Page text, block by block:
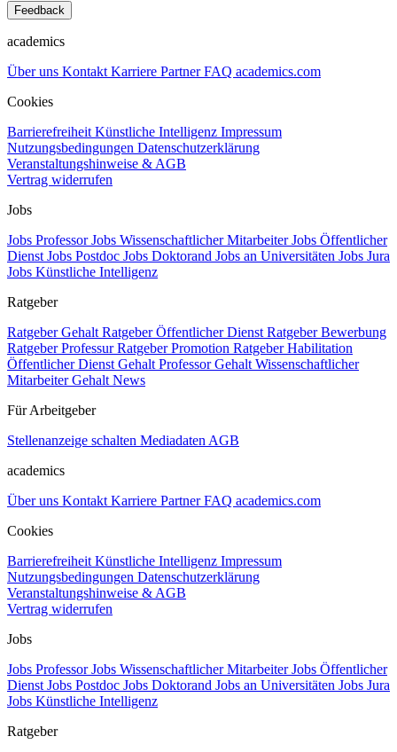
Feedback
academics
Über uns Kontakt Karriere PartnerFAQ academics.com
Cookies
Barrierefreiheit Künstliche Intelligenz Impressum
Nutzungsbedingungen Datenschutzerklärung
Veranstaltungshinweise & AGB
Vertrag widerrufen
Jobs
Jobs ProfessorJobs Wissenschaftlicher MitarbeiterJobs Öffentlicher
Dienst Jobs Postdoc Jobs Doktorand Jobs an Universitäten Jobs Jura
Jobs Künstliche Intelligenz
Ratgeber
Ratgeber Gehalt Ratgeber Öffentlicher Dienst Ratgeber Bewerbung
Ratgeber ProfessurRatgeber Promotion Ratgeber Habilitation
Öffentlicher Dienst Gehalt Professor Gehalt Wissenschaftlicher
Mitarbeiter Gehalt News
Für Arbeitgeber
Stellenanzeige schalten Mediadaten AGB
academics
Über uns Kontakt Karriere PartnerFAQ academics.com
Cookies
Barrierefreiheit Künstliche Intelligenz Impressum
Nutzungsbedingungen Datenschutzerklärung
Veranstaltungshinweise & AGB
Vertrag widerrufen
Jobs
Jobs ProfessorJobs Wissenschaftlicher MitarbeiterJobs Öffentlicher
Dienst Jobs Postdoc Jobs Doktorand Jobs an Universitäten Jobs Jura
Jobs Künstliche Intelligenz
Ratgeber